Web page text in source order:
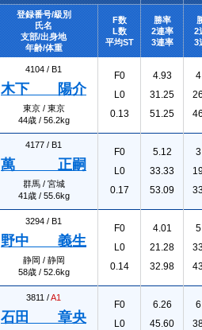
登録番号/級別
氏名
支部/出身地
年齢/体重
F数
L数
平均ST
勝率
2連率
3連率
2
3
4104 / B1
木下 陽介
東京 / 東京
44歳 / 56.2kg
F0
L0
0.13
4.93
31.25
51.25
4177 / B1
萬 正嗣
群馬 / 宮城
41歳 / 55.6kg
F0
L0
0.17
5.12
33.33
53.09
3294 / B1
野中 義生
静岡 / 静岡
58歳 / 52.6kg
F0
L0
0.14
4.01
21.28
32.98
3811 /A1
石田 章央
F0
L0
6.26
45.60